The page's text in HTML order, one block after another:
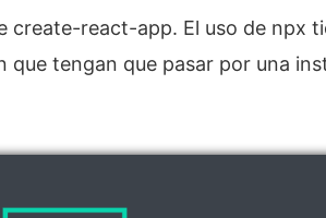
create-react-app. El uso de npx
que tengan que pasar por una